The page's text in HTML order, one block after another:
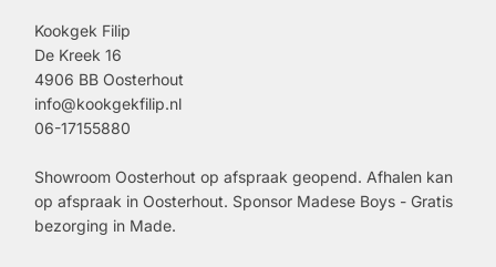
Kookgek Filip
De Kreek 16
4906 BB Oosterhout
info@kookgekfilip.nl
06-17155880
Showroom Oosterhout op afspraak geopend. Afhalen kan
op afspraak in Oosterhout. Sponsor Madese Boys - Gratis
bezorging in Made.